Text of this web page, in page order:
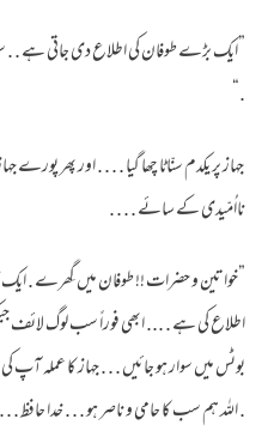
”ایک بڑے طوفان کی اطلاع دی جاتی ہے .
.“
جہاز پر یکدم سنّاٹا چھا گیا . . . . اور پھر
نااُمّیدی کے سائے . . . .
”خواتین و حضرات !! طوفان میں گِھرے . ایک
اطلاع کی ہے . ... ابھی فوراً سب لوگ لائف
بوٹس میں سوار ہو جائیں . . . جہاز کا عملہ
. اللہ ہم سب کا حامی و ناصر ہو . . . خدا حافظ .